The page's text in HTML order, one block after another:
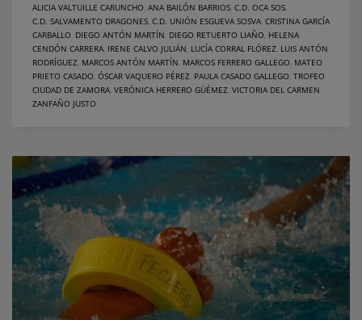
ALICIA VALTUILLE CARUNCHO ANA BAILÓN BARRIOS C.D. OCA SOS
C.D. SALVAMENTO DRAGONES C.D. UNIÓN ESGUEVA SOSVA CRISTINA GARCÍA
CARBALLO DIEGO ANTÓN MARTÍN DIEGO RETUERTO LIAÑO HELENA
CENDÓN CARRERA IRENE CALVO JULIÁN LUCÍA CORRAL FLÓREZ LUIS ANTÓN
RODRÍGUEZ MARCOS ANTÓN MARTÍN MARCOS FERRERO GALLEGO MATEO
PRIETO CASADO ÓSCAR VAQUERO PÉREZ PAULA CASADO GALLEGO TROFEO
CIUDAD DE ZAMORA VERÓNICA HERRERO GÜÉMEZ VICTORIA DEL CARMEN
ZANFAÑO JUSTO